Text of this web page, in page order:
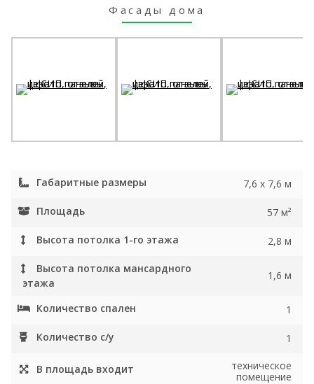
Фасады дома
Габаритные размеры 7,6 x 7,6 м
Площадь 57 м²
Высота потолка 1-го этажа 2,8 м
Высота потолка мансардного
этажа
1,6 м
Количество спален 1
Количество с/у 1
В площадь входит
техническое
помещение